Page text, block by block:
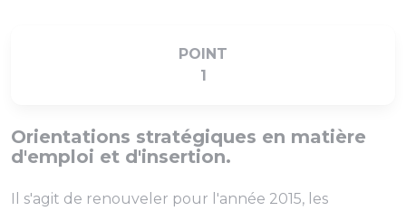
POINT
1
Orientations stratégiques en matière
d'emploi et d'insertion.
Il s'agit de renouveler pour l'année 2015, les